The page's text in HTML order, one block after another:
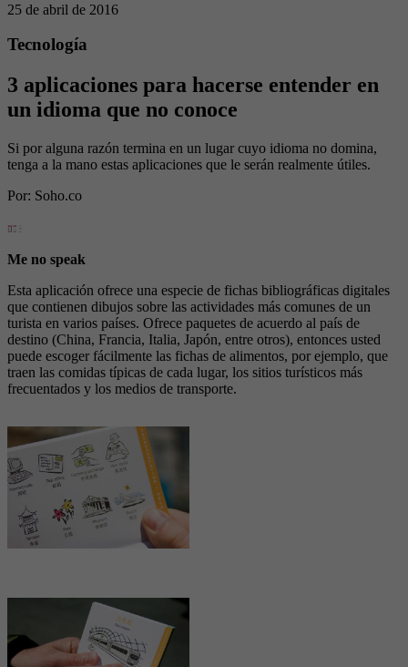
25 de abril de 2016
Tecnología
3 aplicaciones para hacerse entender en
un idioma que no conoce
Si por alguna razón termina en un lugar cuyo idioma no domina,
tenga a la mano estas aplicaciones que le serán realmente útiles.
Por: Soho.co
Me no speak
Esta aplicación ofrece una especie de fichas bibliográficas digitales
que contienen dibujos sobre las actividades más comunes de un
turista en varios países. Ofrece paquetes de acuerdo al país de
destino (China, Francia, Italia, Japón, entre otros), entonces usted
puede escoger fácilmente las fichas de alimentos, por ejemplo, que
traen las comidas típicas de cada lugar, los sitios turísticos más
frecuentados y los medios de transporte.